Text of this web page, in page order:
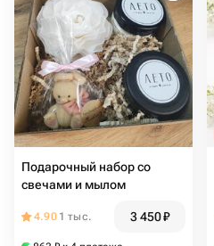
Подарочный набор со
свечами и мылом
4.90 1 тыс. 3 450₽